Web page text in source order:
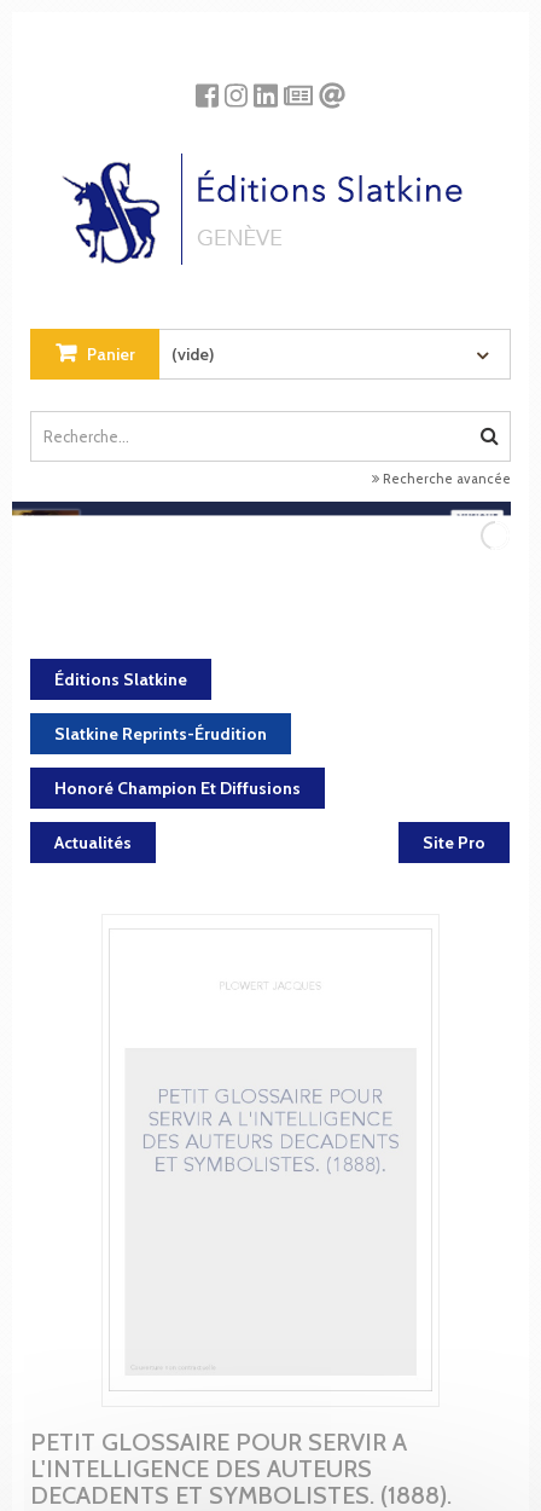
Panier (vide)
Recherche avancée
Éditions Slatkine
Slatkine Reprints-Érudition
Honoré Champion Et Diffusions
Actualités Site Pro
PETIT GLOSSAIRE POUR SERVIR A
L'INTELLIGENCE DES AUTEURS
DECADENTS ET SYMBOLISTES. (1888).